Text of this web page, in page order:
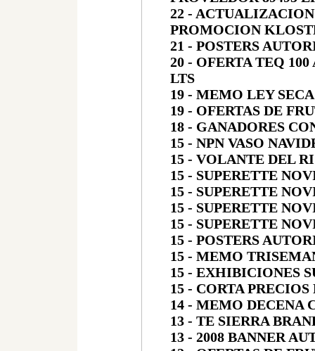
22 -
PROMOCION
21 - POSTERS
20 - OFERTA TEQ
LTS
19 - MEMO LEY SECA
19 - OFERTAS DE
18 - GANADORES
15 - NPN VASO
15 - VOLANTE DEL
15 - SUPERETTE
15 - SUPERETTE
15 - SUPERETTE
15 - SUPERETTE
15 - POSTERS
15 - MEMO
15 - EXHIBICIONES
15 - CORTA
14 - MEMO DECENA
13 - TE SIERRA
13 - 2008 BANNER